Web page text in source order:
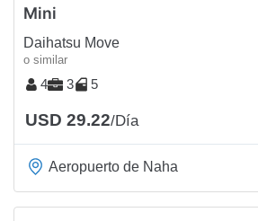
Mini
Daihatsu Move
o similar
4 3 5
USD 29.22/Día
Aeropuerto de Naha